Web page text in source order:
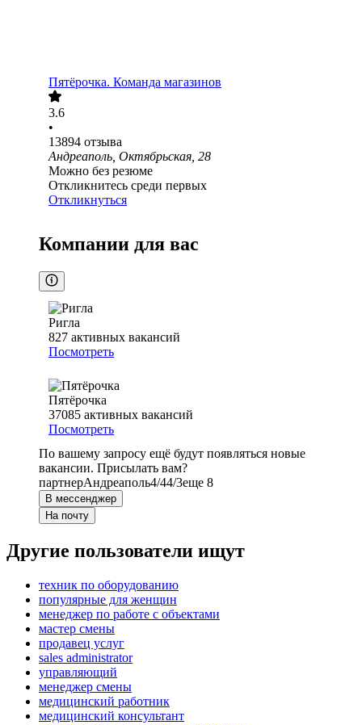
Пятёрочка. Команда магазинов
3.6
•
13894 отзыва
Андреаполь, Октябрьская, 28
Можно без резюме
Откликнитесь среди первых
Откликнуться
Компании для вас
Ригла
827 активных вакансий
Посмотреть
Пятёрочка
37085 активных вакансий
Посмотреть
По вашему запросу ещё будут появляться новые
вакансии. Присылать вам?
партнерАндреаполь4/44/3еще 8
В мессенджер
На почту
Другие пользователи ищут
техник по оборудованию
популярные для женщин
менеджер по работе с объектами
мастер смены
продавец услуг
sales administrator
управляющий
менеджер смены
медицинский работник
медицинский консультант